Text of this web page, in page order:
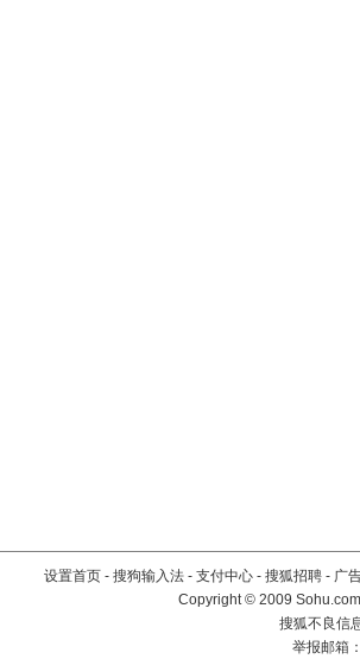
设置首页 - 搜狗输入法 - 支付中心 - 搜狐招聘 - 广
Copyright © 2009
搜狐不良信
举报邮箱